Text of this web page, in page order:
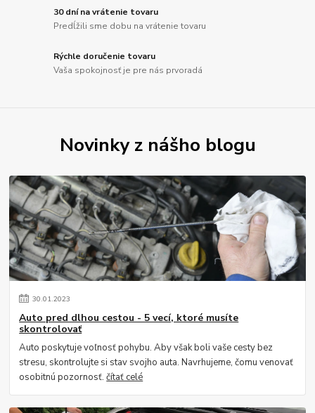
30 dní na vrátenie tovaru
Predĺžili sme dobu na vrátenie tovaru
Rýchle doručenie tovaru
Vaša spokojnosť je pre nás prvoradá
Novinky z nášho blogu
30.01.2023
Auto pred dlhou cestou - 5 vecí, ktoré musíte
skontrolovať
Auto poskytuje voľnosť pohybu. Aby však boli vaše cesty bez
stresu, skontrolujte si stav svojho auta. Navrhujeme, čomu venovať
osobitnú pozornosť.čítať celé